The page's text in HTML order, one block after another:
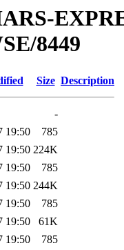
8449
Size Description
-
19:50
785
19:50 224K
19:50
785
19:50 244K
19:50
785
19:50
61K
19:50
785